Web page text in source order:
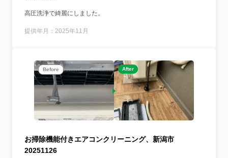
高圧洗浄で綺麗にしました。
提供年月：2025年11月
Before After
お掃除機能付きエアコンクリーニング、新潟市
20251126